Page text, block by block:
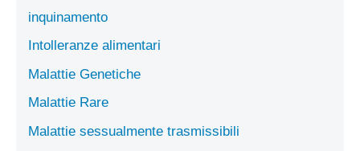
inquinamento
Intolleranze alimentari
Malattie Genetiche
Malattie Rare
Malattie sessualmente trasmissibili